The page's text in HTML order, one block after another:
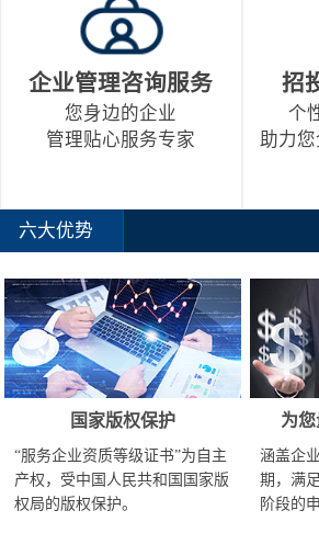
企业管理咨询服务
您身边的企业
管理贴心服务专家
招
个
助力
六大优势
国家版权保护
“服务企业资质等级证书”为自主
产权，受中国人民共和国国家版
权局的版权保护。
为
涵盖企
期，满
阶段的